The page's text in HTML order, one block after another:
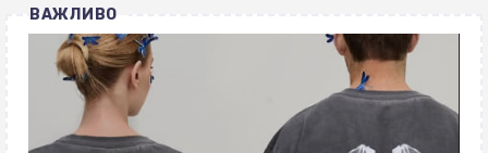
ВАЖЛИВО